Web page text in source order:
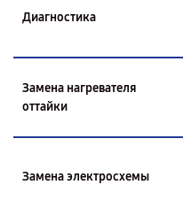
Диагностика
Замена нагревателя
оттайки
Замена электросхемы